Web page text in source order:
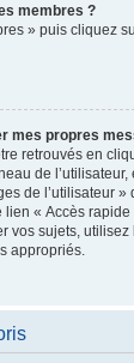
membres ?
» puis cliquez
mes propres
retrouvés en
de
de l’utilisateur
« Accès
vos sujets,
appropriés.